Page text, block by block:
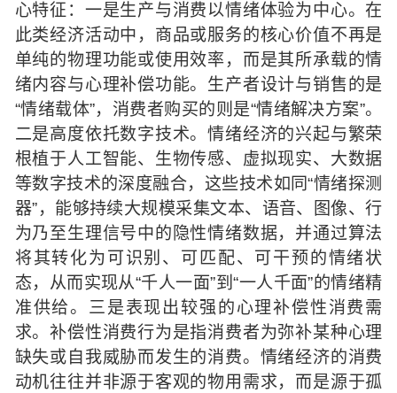
心特征：一是生产与消费以情绪体验为中心。在
此类经济活动中，商品或服务的核心价值不再是
单纯的物理功能或使用效率，而是其所承载的情
绪内容与心理补偿功能。生产者设计与销售的是
“情绪载体”，消费者购买的则是“情绪解决方案”。
二是高度依托数字技术。情绪经济的兴起与繁荣
根植于人工智能、生物传感、虚拟现实、大数据
等数字技术的深度融合，这些技术如同“情绪探测
器”，能够持续大规模采集文本、语音、图像、行
为乃至生理信号中的隐性情绪数据，并通过算法
将其转化为可识别、可匹配、可干预的情绪状
态，从而实现从“千人一面”到“一人千面”的情绪精
准供给。三是表现出较强的心理补偿性消费需
求。补偿性消费行为是指消费者为弥补某种心理
缺失或自我威胁而发生的消费。情绪经济的消费
动机往往并非源于客观的物用需求，而是源于孤